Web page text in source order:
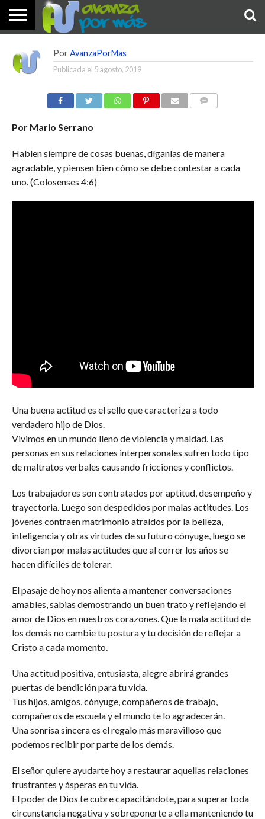
PALABRA
DE HOY
DEVOCIONALES
NOTICIAS
TESTIMONIOS
ORACIONES
SOBRE
NOSOTROS
IMÁGENES
Por AvanzaPorMas
Publicada el 5 agosto, 2019
Por Mario Serrano
Hablen siempre de cosas buenas, díganlas de manera
agradable, y piensen bien cómo se debe contestar a cada
uno. (Colosenses 4:6)
Una buena actitud es el sello que caracteriza a todo
verdadero hijo de Dios.
Vivimos en un mundo lleno de violencia y maldad. Las
personas en sus relaciones interpersonales sufren todo tipo
de maltratos verbales causando fricciones y conflictos.
Los trabajadores son contratados por aptitud, desempeño y
trayectoria. Luego son despedidos por malas actitudes. Los
jóvenes contraen matrimonio atraídos por la belleza,
inteligencia y otras virtudes de su futuro cónyuge, luego se
divorcian por malas actitudes que al correr los años se
hacen difíciles de tolerar.
El pasaje de hoy nos alienta a mantener conversaciones
amables, sabias demostrando un buen trato y reflejando el
amor de Dios en nuestros corazones. Que la mala actitud de
los demás no cambie tu postura y tu decisión de reflejar a
Cristo a cada momento.
Una actitud positiva, entusiasta, alegre abrirá grandes
puertas de bendición para tu vida.
Tus hijos, amigos, cónyuge, compañeros de trabajo,
compañeros de escuela y el mundo te lo agradecerán.
Una sonrisa sincera es el regalo más maravilloso que
podemos recibir por parte de los demás.
El señor quiere ayudarte hoy a restaurar aquellas relaciones
frustrantes y ásperas en tu vida.
El poder de Dios te cubre capacitándote, para superar toda
circunstancia negativa y sobreponerte a ella manteniendo tu